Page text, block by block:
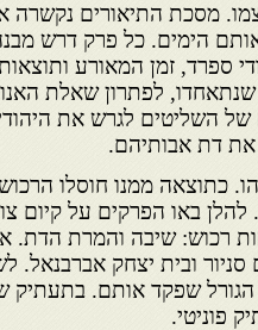
מסכת התיאורים נקשרה
הימים. כל פרק דרש
ספרד, זמן המאורע
לפתרון שאלת
השליטים לגרש את
את דת אבותיהם.
כתוצאה ממנו חוסלו
להלן באו הפרקים על קיום
רכוש: שיבה והמרת הדת.
סניור ובית יצחק
הגורל שפקד אותם. בתעתיק
פוניטי.